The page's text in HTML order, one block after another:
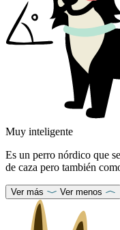
Muy inteligente
Es un perro nórdico que
de caza pero también
Ver más Ver menos